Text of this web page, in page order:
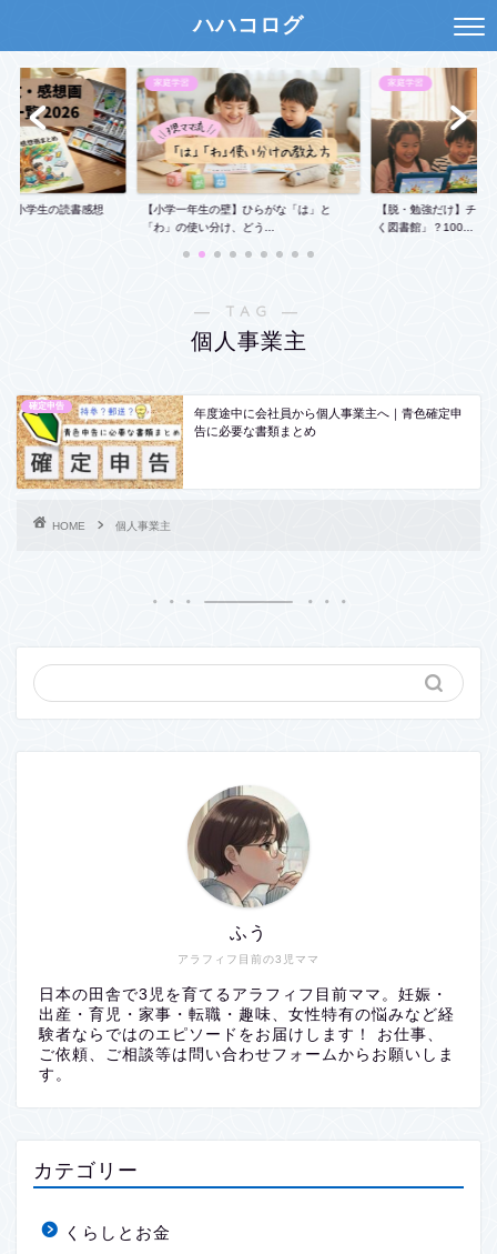
ハハコログ
小学生の読書感想
家庭学習
【小学一年生の壁】ひらがな「は」と
「わ」の使い分け、どう...
家庭学習
【脱・勉強だけ】チャ
く図書館」？100...
― TAG ―
個人事業主
確定申告
年度途中に会社員から個人事業主へ｜青色確定申
告に必要な書類まとめ
HOME 個人事業主
アラフィフ目前の3児ママ
ふう
日本の田舎で3児を育てるアラフィフ目前ママ。妊娠・
出産・育児・家事・転職・趣味、女性特有の悩みなど経
験者ならではのエピソードをお届けします！ お仕事、
ご依頼、ご相談等は問い合わせフォームからお願いしま
す。
カテゴリー
くらしとお金